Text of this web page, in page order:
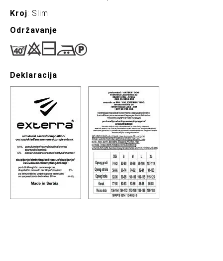
Kroj: Slim
Održavanje:
Deklaracija: